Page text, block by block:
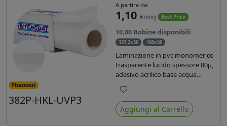
Phaseout
382P-HKL-UVP3
A partire da:
1,10 €/mq Best Price
10,00 Bobine disponibili
137,2x50 160x50
Laminazione in pvc monomerico
trasparente lucido spessore 80µ,
adesivo acrilico base acqua
permanente, liner in carta
glassine siliconata da 72 gr. Durata
3 anni, ideale per laminare stampe
con ink solvente, eco-solvente e
Preferiti
Aggiungi al Carrello